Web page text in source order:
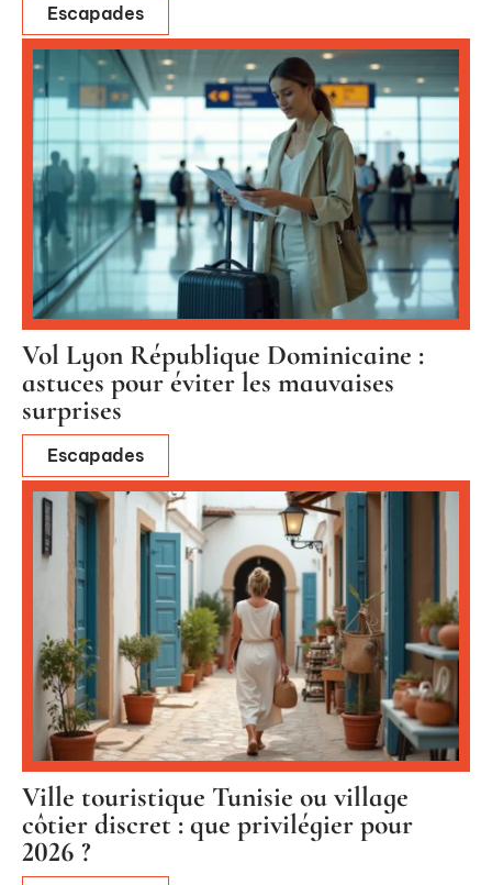
Escapades
Vol Lyon République Dominicaine :
astuces pour éviter les mauvaises
surprises
Escapades
Ville touristique Tunisie ou village
côtier discret : que privilégier pour
2026 ?